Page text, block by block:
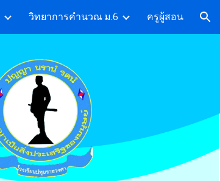
วิทยาการคำนวณ ม.6 ครูผู้สอน